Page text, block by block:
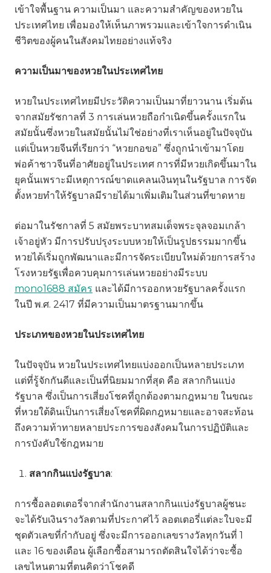
เข้าใจพื้นฐาน ความเป็นมา และความสำคัญของหวยใน
ประเทศไทย เพื่อมองให้เห็นภาพรวมและเข้าใจการดำเนิน
ชีวิตของผู้คนในสังคมไทยอย่างแท้จริง
ความเป็นมาของหวยในประเทศไทย
หวยในประเทศไทยมีประวัติความเป็นมาที่ยาวนาน เริ่มต้น
จากสมัยรัชกาลที่ 3 การเล่นหวยถือกำเนิดขึ้นครั้งแรกใน
สมัยนั้นซึ่งหวยในสมัยนั้นไม่ใช่อย่างที่เราเห็นอยู่ในปัจจุบัน
แต่เป็นหวยจีนที่เรียกว่า “หวยกอขอ” ซึ่งถูกนำเข้ามาโดย
พ่อค้าชาวจีนที่อาศัยอยู่ในประเทศ การที่มีหวยเกิดขึ้นมาใน
ยุคนั้นเพราะมีเหตุการณ์ขาดแคลนเงินทุนในรัฐบาล การจัด
ตั้งหวยทำให้รัฐบาลมีรายได้มาเพิ่มเติมในส่วนที่ขาดหาย
ต่อมาในรัชกาลที่ 5 สมัยพระบาทสมเด็จพระจุลจอมเกล้า
เจ้าอยู่หัว มีการปรับปรุงระบบหวยให้เป็นรูปธรรมมากขึ้น
หวยได้เริ่มถูกพัฒนาและมีการจัดระเบียบใหม่ด้วยการสร้าง
โรงหวยรัฐเพื่อควบคุมการเล่นหวยอย่างมีระบบ
mono1688 สมัคร และได้มีการออกหวยรัฐบาลครั้งแรก
ในปี พ.ศ. 2417 ที่มีความเป็นมาตรฐานมากขึ้น
ประเภทของหวยในประเทศไทย
ในปัจจุบัน หวยในประเทศไทยแบ่งออกเป็นหลายประเภท
แต่ที่รู้จักกันดีและเป็นที่นิยมมากที่สุด คือ สลากกินแบ่ง
รัฐบาล ซึ่งเป็นการเสี่ยงโชคที่ถูกต้องตามกฎหมาย ในขณะ
ที่หวยใต้ดินเป็นการเสี่ยงโชคที่ผิดกฎหมายและอาจสะท้อน
ถึงความท้าทายหลายประการของสังคมในการปฏิบัติและ
การบังคับใช้กฎหมาย
สลากกินแบ่งรัฐบาล:
การซื้อลอตเตอรี่จากสำนักงานสลากกินแบ่งรัฐบาลผู้ชนะ
จะได้รับเงินรางวัลตามที่ประกาศไว้ ลอตเตอรี่แต่ละใบจะมี
ชุดตัวเลขที่กำกับอยู่ ซึ่งจะมีการออกเลขรางวัลทุกวันที่ 1
และ 16 ของเดือน ผู้เลือกซื้อสามารถตัดสินใจได้ว่าจะซื้อ
เลขไหนตามที่ตนคิดว่าโชคดี